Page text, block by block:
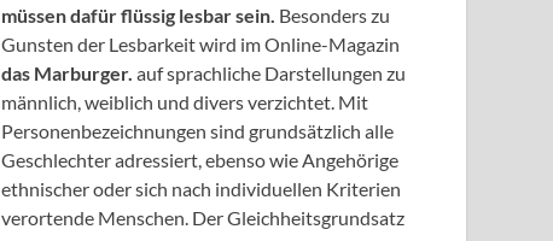
müssen dafür flüssig lesbar sein. Besonders zu
Gunsten der Lesbarkeit wird im Online-Magazin
das Marburger. auf sprachliche Darstellungen zu
männlich, weiblich und divers verzichtet. Mit
Personenbezeichnungen sind grundsätzlich alle
Geschlechter adressiert, ebenso wie Angehörige
ethnischer oder sich nach individuellen Kriterien
verortende Menschen. Der Gleichheitsgrundsatz